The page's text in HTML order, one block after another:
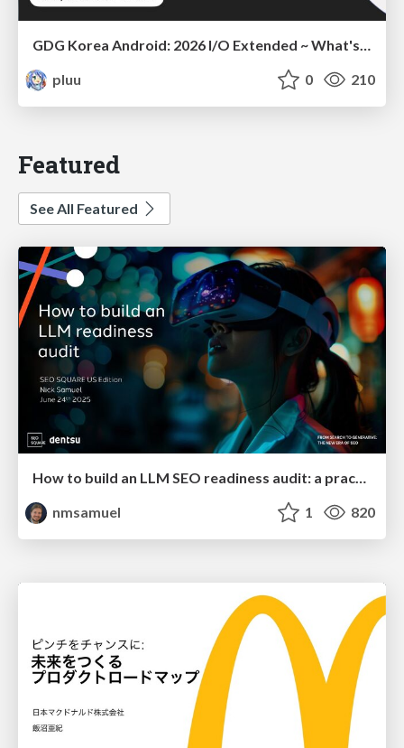
GDG Korea Android: 2026 I/O Extended ~ What's new in Android development tools
pluu
0 210
Featured
See All Featured
How to build an LLM SEO readiness audit: a practical framework
nmsamuel
1 820